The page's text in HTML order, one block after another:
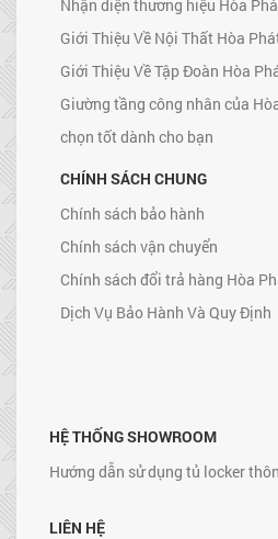
Nhận diện thương hiệu Hòa
Giới Thiệu Về Nội Thất Hòa
Giới Thiệu Về Tập Đoàn Hòa
Giường tầng công nhân của
chọn tốt dành cho bạn
CHÍNH SÁCH CHUNG
Chính sách bảo hành
Chính sách vận chuyển
Chính sách đổi trả hàng Hòa
Dịch Vụ Bảo Hành Và Quy Định
HỆ THỐNG SHOWROOM
Hướng dẫn sử dụng tủ locker
LIÊN HỆ